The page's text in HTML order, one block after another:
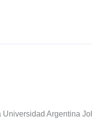
Argentina